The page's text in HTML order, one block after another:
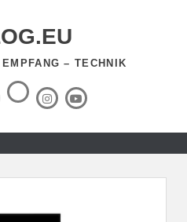
– TECHNIK
RSS-
Feed InstagramYouTube